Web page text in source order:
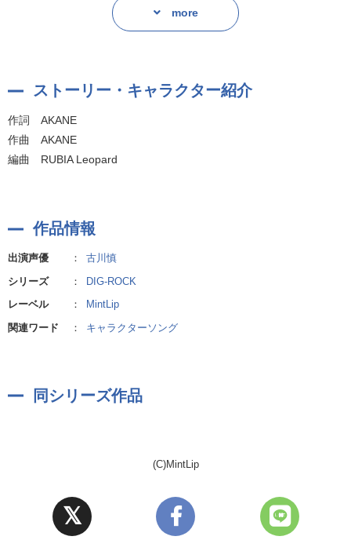
more
ストーリー・キャラクター紹介
作詞 AKANE
作曲 AKANE
編曲 RUBIA Leopard
作品情報
出演声優 ：
古川慎
シリーズ
：
DIG-ROCK
レーベル
：
MintLip
関連ワード
： キャラクターソング
同シリーズ作品
(C)MintLip